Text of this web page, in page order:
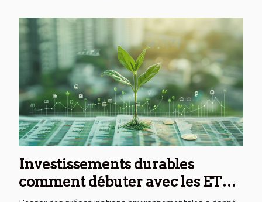
Investissements durables
comment débuter avec les ETF